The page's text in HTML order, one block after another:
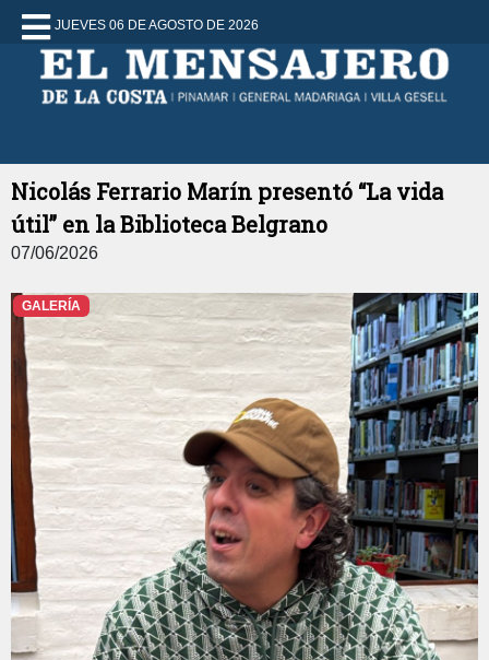
JUEVES 06 DE AGOSTO DE 2026
Nicolás Ferrario Marín presentó “La vida
útil” en la Biblioteca Belgrano
07/06/2026
GALERÍA